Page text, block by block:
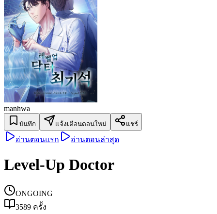
manhwa
บันทึก แจ้งเตือนตอนใหม่ แชร์
อ่านตอนแรก อ่านตอนล่าสุด
Level-Up Doctor
ONGOING
3589 ครั้ง